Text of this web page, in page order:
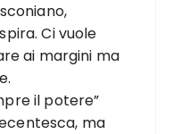
Ci vuole
ai margini ma
il potere”
ma